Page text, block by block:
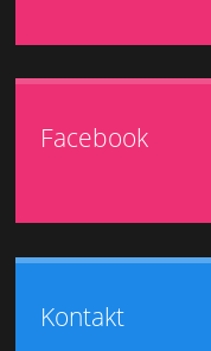
Facebook
Kontakt